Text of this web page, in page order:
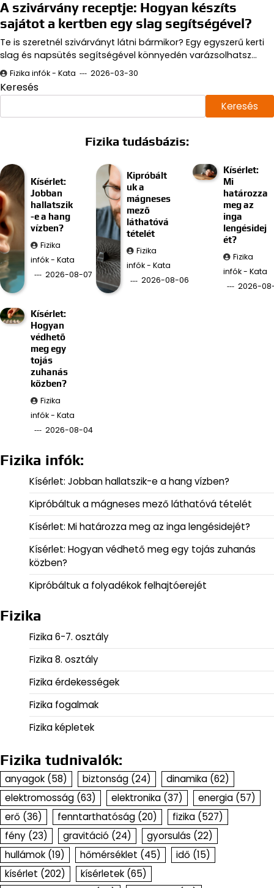
A szivárvány receptje: Hogyan készíts
sajátot a kertben egy slag segítségével?
Te is szeretnél szivárványt látni bármikor? Egy egyszerű kerti
slag és napsütés segítségével könnyedén varázsolhatsz…
Fizika infók - Kata 2026-03-30
Keresés
Keresés
Fizika tudásbázis:
Kísérlet:
Jobban
hallatszik
-e a hang
vízben?
Fizika
infók - Kata
2026-08-07
Kipróbált
uk a
mágneses
mező
láthatóvá
tételét
Fizika
infók - Kata
2026-08-06
Kísérlet:
Mi
határozza
meg az
inga
lengésidej
ét?
Fizika
infók - Kata
2026-
Kísérlet:
Hogyan
védhető
meg egy
tojás
zuhanás
közben?
Fizika
infók - Kata
2026-08-04
Fizika infók:
Kísérlet: Jobban hallatszik-e a hang vízben?
Kipróbáltuk a mágneses mező láthatóvá tételét
Kísérlet: Mi határozza meg az inga lengésidejét?
Kísérlet: Hogyan védhető meg egy tojás zuhanás
közben?
Kipróbáltuk a folyadékok felhajtóerejét
Fizika
Fizika 6-7. osztály
Fizika 8. osztály
Fizika érdekességek
Fizika fogalmak
Fizika képletek
Fizika tudnivalók:
anyagok (58) biztonság (24) dinamika (62)
elektromosság (63) elektronika (37) energia (57)
erő (36) fenntarthatóság (20) fizika (527)
fény (23) gravitáció (24) gyorsulás (22)
hullámok (19) hőmérséklet (45) idő (15)
kísérlet (202) kísérletek (65)